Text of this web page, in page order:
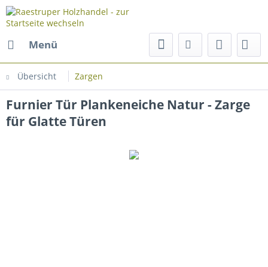
Menü
Übersicht Zargen
Furnier Tür Plankeneiche Natur - Zarge
für Glatte Türen